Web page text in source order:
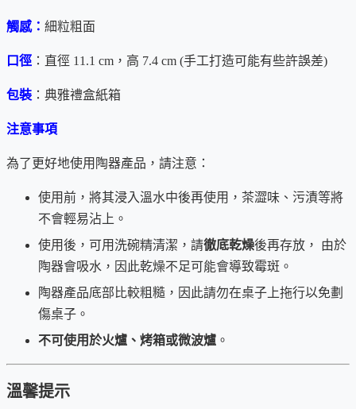
觸感： 細粒粗面
口徑 ：直徑 11.1 cm，高 7.4 cm (手工打造可能有些許誤差)
包裝 ：典雅禮盒紙箱
注意事項
為了更好地使用陶器產品，請注意：
使用前，將其浸入溫水中後再使用，茶澀味、污漬等將
不會輕易沾上。
使用後，可用洗碗精清潔，請徹底乾燥後再存放， 由於
陶器會吸水，因此乾燥不足可能會導致霉斑。
陶器產品底部比較粗糙，因此請勿在桌子上拖行以免劃
傷桌子。
不可使用於火爐、烤箱或微波爐 。
溫馨提示